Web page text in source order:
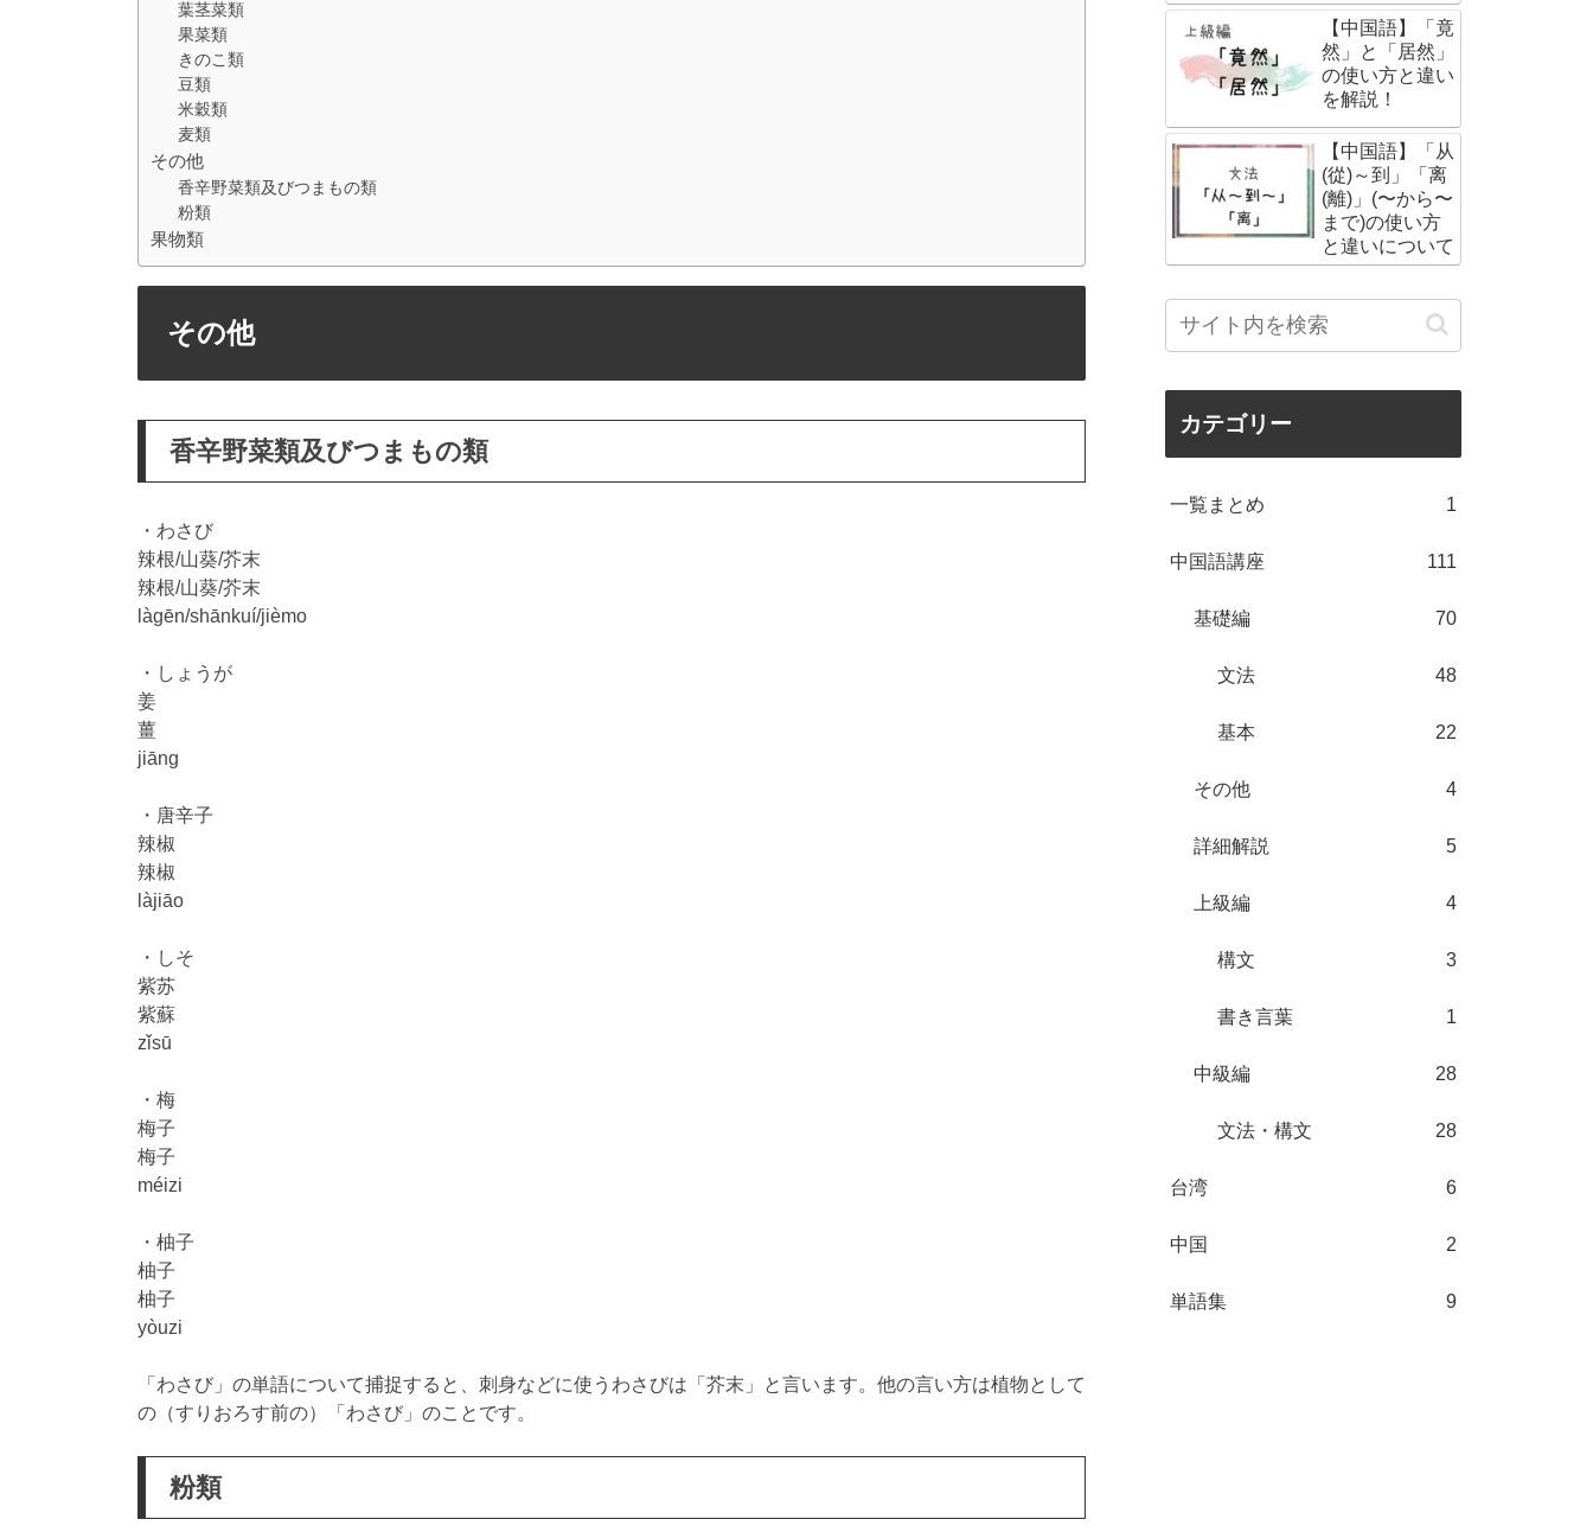
葉茎菜類
果菜類
きのこ類
豆類
米穀類
麦類
その他
香辛野菜類及びつまもの類
粉類
果物類
その他
香辛野菜類及びつまもの類
・わさび
辣根/山葵/芥末
辣根/山葵/芥末
làgēn/shānkuí/jièmo
・しょうが
姜
薑
jiāng
・唐辛子
辣椒
辣椒
làjiāo
・しそ
紫苏
紫蘇
zǐsū
・梅
梅子
梅子
méizi
・柚子
柚子
柚子
yòuzi
「わさび」の単語について捕捉すると、刺身などに使うわさびは「芥末」と言います。他の言い方は植物として
の（すりおろす前の）「わさび」のことです。
粉類
【中国語】「竟
然」と「居然」
の使い方と違い
を解説！
【中国語】「从
(從)～到」「离
(離)」(〜から〜
まで)の使い方
と違いについて
カテゴリー
一覧まとめ 1
中国語講座 111
基礎編 70
文法 48
基本 22
その他 4
詳細解説 5
上級編 4
構文 3
書き言葉 1
中級編 28
文法・構文 28
台湾 6
中国 2
単語集 9